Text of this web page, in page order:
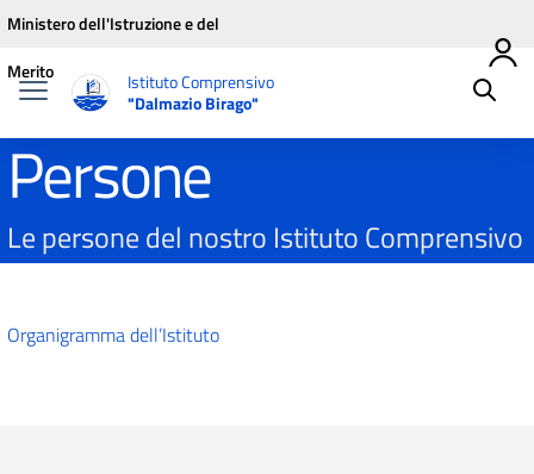
Vai ai contenuti
Vai al menu di navigazione
Vai al footer
Ministero dell'Istruzione e del
Merito
Istituto Comprensivo
"Dalmazio Birago"
Persone
Le persone del nostro Istituto Comprensivo
Organigramma dell’Istituto